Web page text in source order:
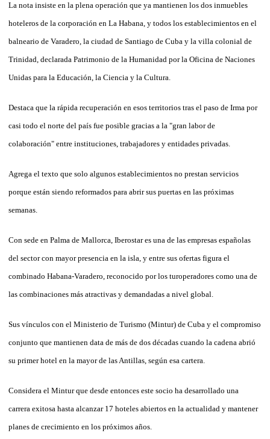
La nota insiste en la plena operación que ya mantienen los dos inmuebles
hoteleros de la corporación en La Habana, y todos los establecimientos en el
balneario de Varadero, la ciudad de Santiago de Cuba y la villa colonial de
Trinidad, declarada Patrimonio de la Humanidad por la Oficina de Naciones
Unidas para la Educación, la Ciencia y la Cultura.
Destaca que la rápida recuperación en esos territorios tras el paso de Irma por
casi todo el norte del país fue posible gracias a la "gran labor de
colaboración" entre instituciones, trabajadores y entidades privadas.
Agrega el texto que solo algunos establecimientos no prestan servicios
porque están siendo reformados para abrir sus puertas en las próximas
semanas.
Con sede en Palma de Mallorca, Iberostar es una de las empresas españolas
del sector con mayor presencia en la isla, y entre sus ofertas figura el
combinado Habana-Varadero, reconocido por los turoperadores como una de
las combinaciones más atractivas y demandadas a nivel global.
Sus vínculos con el Ministerio de Turismo (Mintur) de Cuba y el compromiso
conjunto que mantienen data de más de dos décadas cuando la cadena abrió
su primer hotel en la mayor de las Antillas, según esa cartera.
Considera el Mintur que desde entonces este socio ha desarrollado una
carrera exitosa hasta alcanzar 17 hoteles abiertos en la actualidad y mantener
planes de crecimiento en los próximos años.